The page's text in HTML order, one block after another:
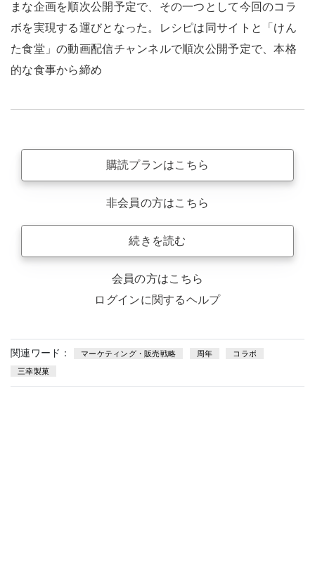
まな企画を順次公開予定で、その一つとして今回のコラ
ボを実現する運びとなった。レシピは同サイトと「けん
た食堂」の動画配信チャンネルで順次公開予定で、本格
的な食事から締め
購読プランはこちら
非会員の方はこちら
続きを読む
会員の方はこちら
ログインに関するヘルプ
関連ワード： マーケティング・販売戦略 周年 コラボ
三幸製菓